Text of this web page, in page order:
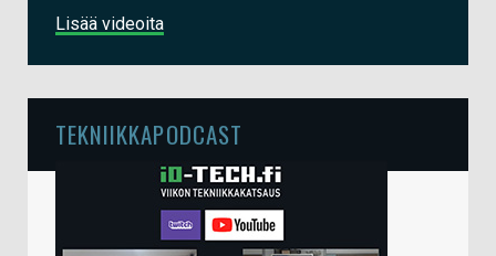
Lisää videoita
TEKNIIKKAPODCAST